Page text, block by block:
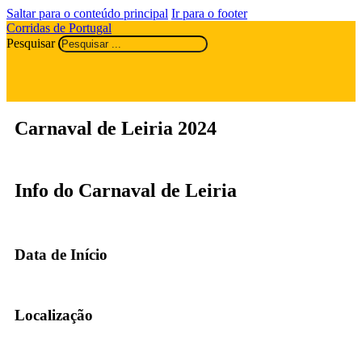
Saltar para o conteúdo principal Ir para o footer
Corridas de Portugal
Pesquisar
Carnaval de Leiria 2024
Info do Carnaval de Leiria
Data de Início
Localização